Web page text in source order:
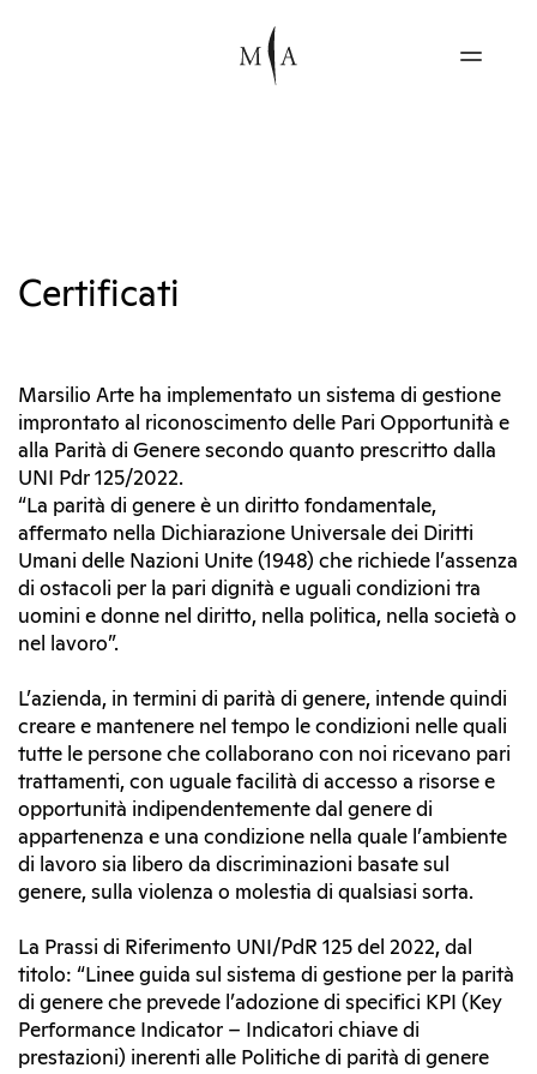
Certificati
Marsilio Arte ha implementato un sistema di gestione
improntato al riconoscimento delle Pari Opportunità e
alla Parità di Genere secondo quanto prescritto dalla
UNI Pdr 125/2022.
“La parità di genere è un diritto fondamentale,
affermato nella Dichiarazione Universale dei Diritti
Umani delle Nazioni Unite (1948) che richiede l’assenza
di ostacoli per la pari dignità e uguali condizioni tra
uomini e donne nel diritto, nella politica, nella società o
nel lavoro”.
L’azienda, in termini di parità di genere, intende quindi
creare e mantenere nel tempo le condizioni nelle quali
tutte le persone che collaborano con noi ricevano pari
trattamenti, con uguale facilità di accesso a risorse e
opportunità indipendentemente dal genere di
appartenenza e una condizione nella quale l’ambiente
di lavoro sia libero da discriminazioni basate sul
genere, sulla violenza o molestia di qualsiasi sorta.
La Prassi di Riferimento UNI/PdR 125 del 2022, dal
titolo: “Linee guida sul sistema di gestione per la parità
di genere che prevede l’adozione di specifici KPI (Key
Performance Indicator – Indicatori chiave di
prestazioni) inerenti alle Politiche di parità di genere